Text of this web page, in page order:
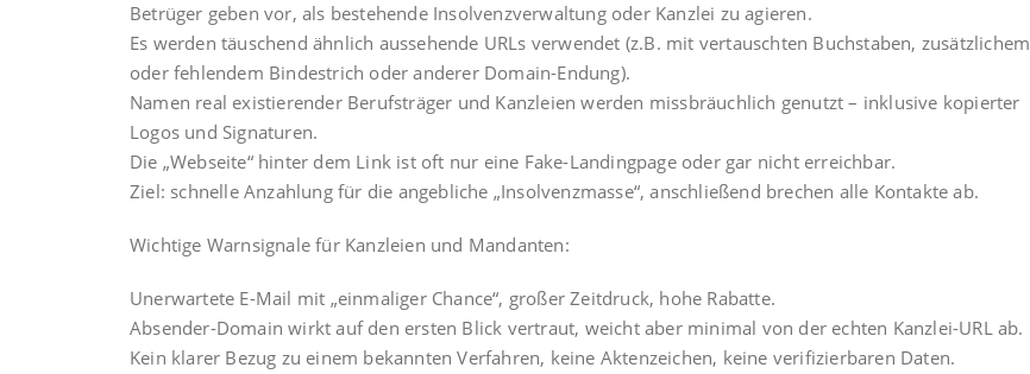
Betrüger geben vor, als bestehende Insolvenzverwaltung oder Kanzlei zu agieren.
Es werden täuschend ähnlich aussehende URLs verwendet (z.B. mit vertauschten Buchstaben, zusätzlichem
oder fehlendem Bindestrich oder anderer Domain-Endung).
Namen real existierender Berufsträger und Kanzleien werden missbräuchlich genutzt – inklusive kopierter
Logos und Signaturen.
Die „Webseite“ hinter dem Link ist oft nur eine Fake-Landingpage oder gar nicht erreichbar.
Ziel: schnelle Anzahlung für die angebliche „Insolvenzmasse“, anschließend brechen alle Kontakte ab.
Wichtige Warnsignale für Kanzleien und Mandanten:
Unerwartete E-Mail mit „einmaliger Chance“, großer Zeitdruck, hohe Rabatte.
Absender-Domain wirkt auf den ersten Blick vertraut, weicht aber minimal von der echten Kanzlei-URL ab.
Kein klarer Bezug zu einem bekannten Verfahren, keine Aktenzeichen, keine verifizierbaren Daten.